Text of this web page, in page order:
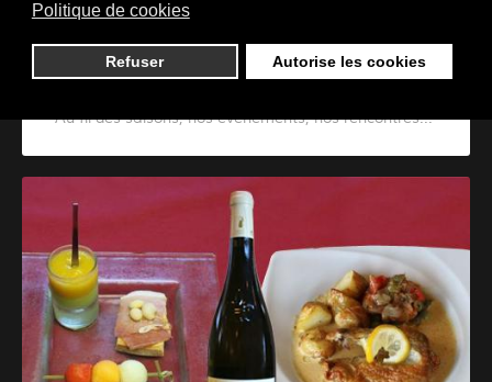
Politique de cookies
Refuser Autorise les cookies
Au fil des saisons, nos évènements, nos rencontres...